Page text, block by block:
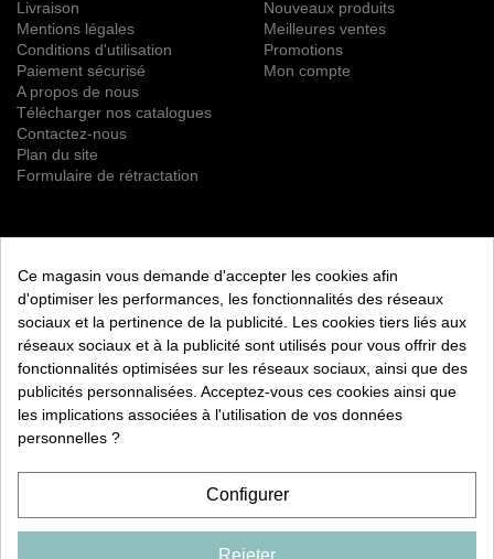
Livraison
Mentions légales
Conditions d'utilisation
Paiement sécurisé
A propos de nous
Télécharger nos catalogues
Contactez-nous
Plan du site
Formulaire de rétractation
Nouveaux produits
Meilleures ventes
Promotions
Mon compte
S’ABONNER
Vous pouvez vous désinscrire à tout moment. Vous trouverez
pour cela nos informations de contact dans les conditions
d'utilisation du site.
RETROUVEZ NOUS ÉGALEMENT SUR LES RÉSEAUX
SOCIAUX :
Ce magasin vous demande d'accepter les cookies afin
d'optimiser les performances, les fonctionnalités des réseaux
sociaux et la pertinence de la publicité. Les cookies tiers liés aux
réseaux sociaux et à la publicité sont utilisés pour vous offrir des
fonctionnalités optimisées sur les réseaux sociaux, ainsi que des
publicités personnalisées. Acceptez-vous ces cookies ainsi que
les implications associées à l'utilisation de vos données
personnelles ?
Configurer